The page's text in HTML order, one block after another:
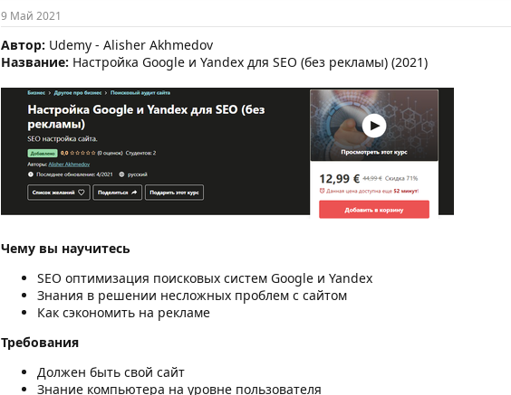
и
9 Май 2021
Автор: Udemy - Alisher Akhmedov
Название: Настройка Google и Yandex для SEO (без рекламы) (2021)
Чему вы научитесь
SEO оптимизация поисковых систем Google и Yandex
Знания в решении несложных проблем с сайтом
Как сэкономить на рекламе
Требования
Должен быть свой сайт
Знание компьютера на уровне пользователя